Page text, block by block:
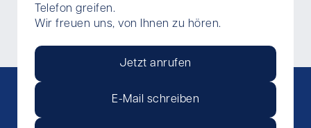
Telefon greifen.
Wir freuen uns, von Ihnen zu hören.
Jetzt anrufen
E-Mail schreiben